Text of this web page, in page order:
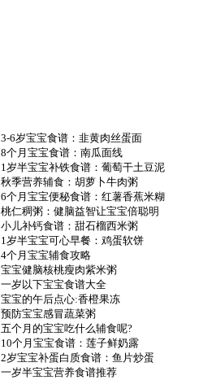
3-6岁宝宝食谱：韭黄肉丝蛋面
8个月宝宝食谱：南瓜面线
1岁半宝宝补铁食谱：葡萄干土豆泥
秋季营养辅食：胡萝卜牛肉粥
6个月宝宝便秘食谱：红薯香蕉米糊
桃仁稠粥：健脑益智让宝宝倍聪明
小儿补钙食谱：甜石榴西米粥
1岁半宝宝可心早餐：鸡蛋软饼
4个月宝宝辅食攻略
宝宝健脑核桃瘦肉紫米粥
一岁以下宝宝食谱大全
宝宝的午后点心:香橙果冻
预防宝宝感冒蔬菜粥
五个月的宝宝吃什么辅食呢?
10个月宝宝食谱：莲子鲜奶露
2岁宝宝补蛋白质食谱：鱼片炒蛋
一岁半宝宝营养食谱推荐